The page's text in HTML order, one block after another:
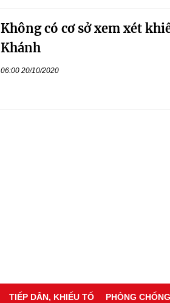
Không có cơ sở xem xét
Khánh
06:00 20/10/2020
TIẾP DÂN, KHIẾU TỐ PHÒNG